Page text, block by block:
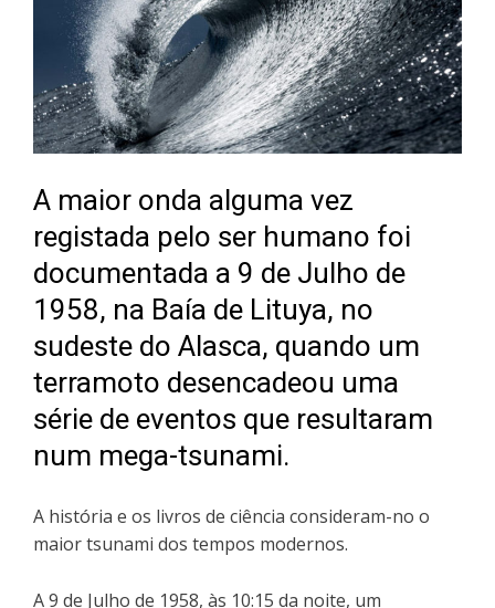
A maior onda alguma vez
registada pelo ser humano foi
documentada a 9 de Julho de
1958, na Baía de Lituya, no
sudeste do Alasca, quando um
terramoto desencadeou uma
série de eventos que resultaram
num mega-tsunami.
A história e os livros de ciência consideram-no o
maior tsunami dos tempos modernos.
A 9 de Julho de 1958, às 10:15 da noite, um